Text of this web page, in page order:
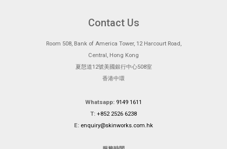
Contact Us
Room 508, Bank of America Tower, 12 Harcourt Road,
Central, Hong Kong
夏慤道12號美國銀行中心508室
香港中環
Whatsapp: 9149 1611
T: +852 2526 6238
E: enquiry@skinworks.com.hk